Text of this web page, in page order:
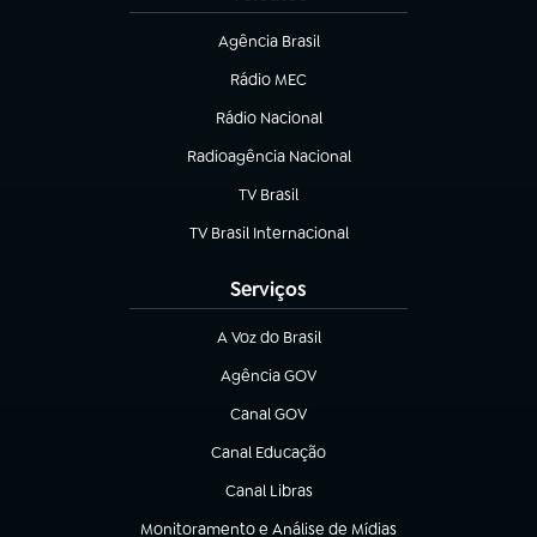
Agência Brasil
(abre em nova aba)
Rádio MEC
(abre em nova aba)
Rádio Nacional
Radioagência Nacional
(abre em nova aba)
TV Brasil
(abre em nova aba)
TV Brasil Internacional
(abre em nova aba)
Serviços
A Voz do Brasil
(abre em nova aba)
Agência GOV
(abre em nova aba)
Canal GOV
(abre em nova aba)
Canal Educação
(abre em nova aba)
Canal Libras
(abre em nova aba)
Monitoramento e Análise de Mídias